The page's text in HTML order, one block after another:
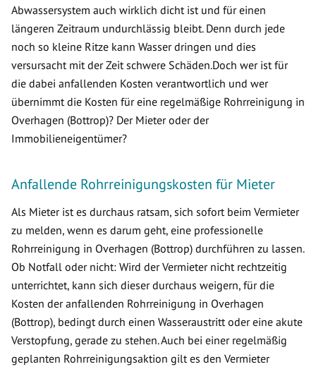
Abwassersystem auch wirklich dicht ist und für einen
längeren Zeitraum undurchlässig bleibt. Denn durch jede
noch so kleine Ritze kann Wasser dringen und dies
versursacht mit der Zeit schwere Schäden.Doch wer ist für
die dabei anfallenden Kosten verantwortlich und wer
übernimmt die Kosten für eine regelmäßige Rohrreinigung in
Overhagen (Bottrop)? Der Mieter oder der
Immobilieneigentümer?
Anfallende Rohrreinigungskosten für Mieter
Als Mieter ist es durchaus ratsam, sich sofort beim Vermieter
zu melden, wenn es darum geht, eine professionelle
Rohrreinigung in Overhagen (Bottrop) durchführen zu lassen.
Ob Notfall oder nicht: Wird der Vermieter nicht rechtzeitig
unterrichtet, kann sich dieser durchaus weigern, für die
Kosten der anfallenden Rohrreinigung in Overhagen
(Bottrop), bedingt durch einen Wasseraustritt oder eine akute
Verstopfung, gerade zu stehen. Auch bei einer regelmäßig
geplanten Rohrreinigungsaktion gilt es den Vermieter